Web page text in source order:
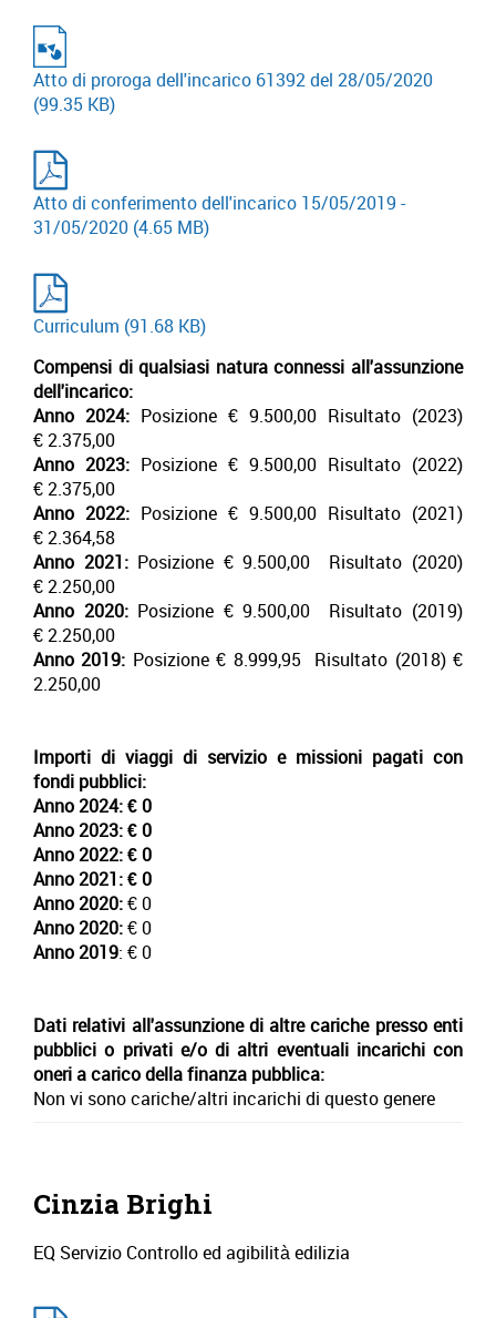
Atto di proroga dell'incarico 61392 del 28/05/2020
(99.35 KB)
Atto di conferimento dell'incarico 15/05/2019 -
31/05/2020 (4.65 MB)
Curriculum (91.68 KB)
Compensi di qualsiasi natura connessi all'assunzione
dell'incarico:
Anno 2024: Posizione € 9.500,00 Risultato (2023)
€ 2.375,00
Anno 2023: Posizione € 9.500,00 Risultato (2022)
€ 2.375,00
Anno 2022: Posizione € 9.500,00 Risultato (2021)
€ 2.364,58
Anno 2021:Posizione € 9.500,00 Risultato (2020)
€ 2.250,00
Anno 2020: Posizione € 9.500,00 Risultato (2019)
€ 2.250,00
Anno 2019: Posizione € 8.999,95 Risultato (2018) €
2.250,00
Importi di viaggi di servizio e missioni pagati con
fondi pubblici:
Anno 2024:€ 0
Anno 2023:€ 0
Anno 2022:€ 0
Anno 2021:€ 0
Anno 2020:€ 0
Anno 2020:€ 0
Anno 2019: € 0
Dati relativi all'assunzione di altre cariche presso enti
pubblici o privati e/o di altri eventuali incarichi con
oneri a carico della finanza pubblica:
Non vi sono cariche/altri incarichi di questo genere
Cinzia Brighi
EQ Servizio Controllo ed agibilità edilizia